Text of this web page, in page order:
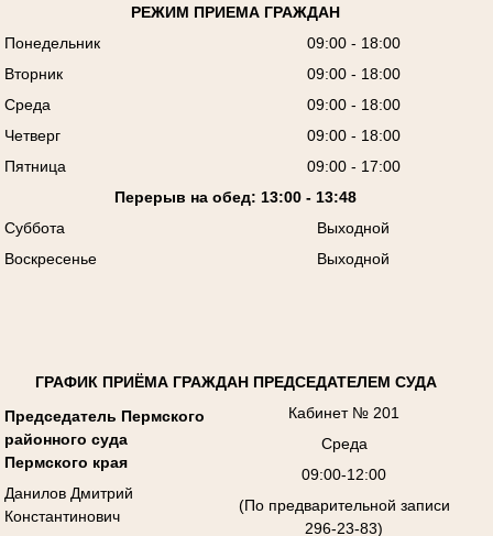
РЕЖИМ ПРИЕМА ГРАЖДАН
Понедельник
09:00 - 18:00
Вторник
09:00 - 18:00
Среда
09:00 - 18:00
Четверг
09:00 - 18:00
Пятница
09:00 - 17:00
Перерыв на обед: 13:00 - 13:48
Суббота
Выходной
Воскресенье
Выходной
ГРАФИК ПРИЁМА ГРАЖДАН ПРЕДСЕДАТЕЛЕМ СУДА
Председатель Пермского
районного суда
Пермского края
Данилов Дмитрий
Константинович
Кабинет № 201
Среда
09:00-12:00
(По предварительной записи
296-23-83)